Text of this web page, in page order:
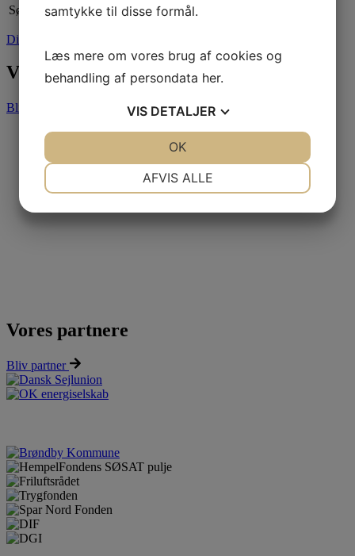
Søndag:
Lukket
Din sejlklub
Vores partnere
Bliv partner
Vores partnere
Bliv partner
samtykke til disse formål.
Læs mere om vores brug af cookies og
behandling af persondata her.
VIS DETALJER
AFVIS ALLE
OK